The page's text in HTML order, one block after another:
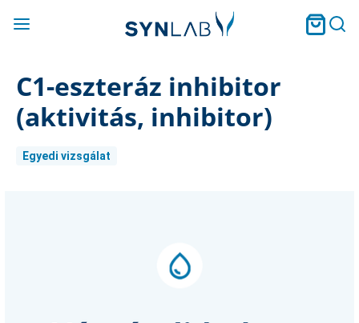
C1-eszteráz inhibitor
(aktivitás, inhibitor)
Egyedi vizsgálat